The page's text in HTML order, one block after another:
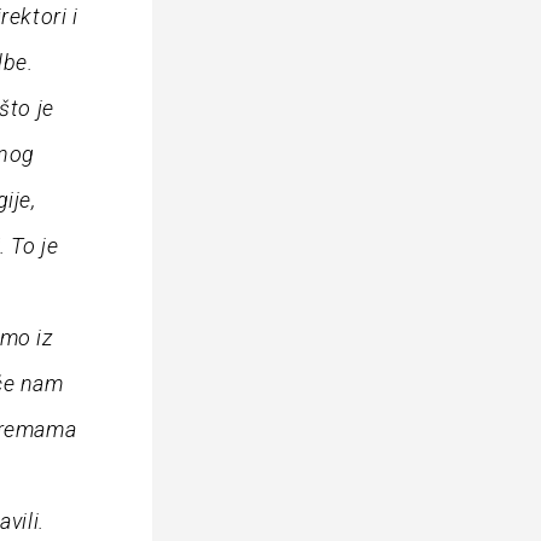
i
je
To je
Ako pogledate donju tablicu označenu plavom bojom, vidjet ćete brojku 56.6, to su bodovi koje smo trebali imati prema statističkim modelima od početka sezone. No, moram vas podsjetiti da ja nisam bio ovdje od 1. do 5. kola. Ako izvučemo prosjek i analiziramo podatke izvedbe od mog dolaska u 6. kolu pa do 34. kola, vidjet ćemo da bismo prema parametrima očekivanih bodova u ovom trenutku trebali imati 60.5 bodova. Dakle, za usporedbu, Hajduk bi trebao imati 61, a Dinamo 70. Razlika uopće nije tako drastična. To je egzaktna analiza stvarne izvedbe na terenu. Da vam pojasnim ove podatke na primjeru Dinama: njihov očekivani broj golova iznosi 66.6, a u plavo